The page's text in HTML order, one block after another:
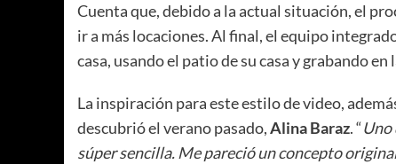
Cuenta que, debido a la actual situación, el
ir a más locaciones. Al final, el equipo
casa, usando el patio de su casa y grabando en
La inspiración para este estilo de video,
descubrió el verano pasado,Alina Baraz. “Uno
súper sencilla. Me pareció un concepto